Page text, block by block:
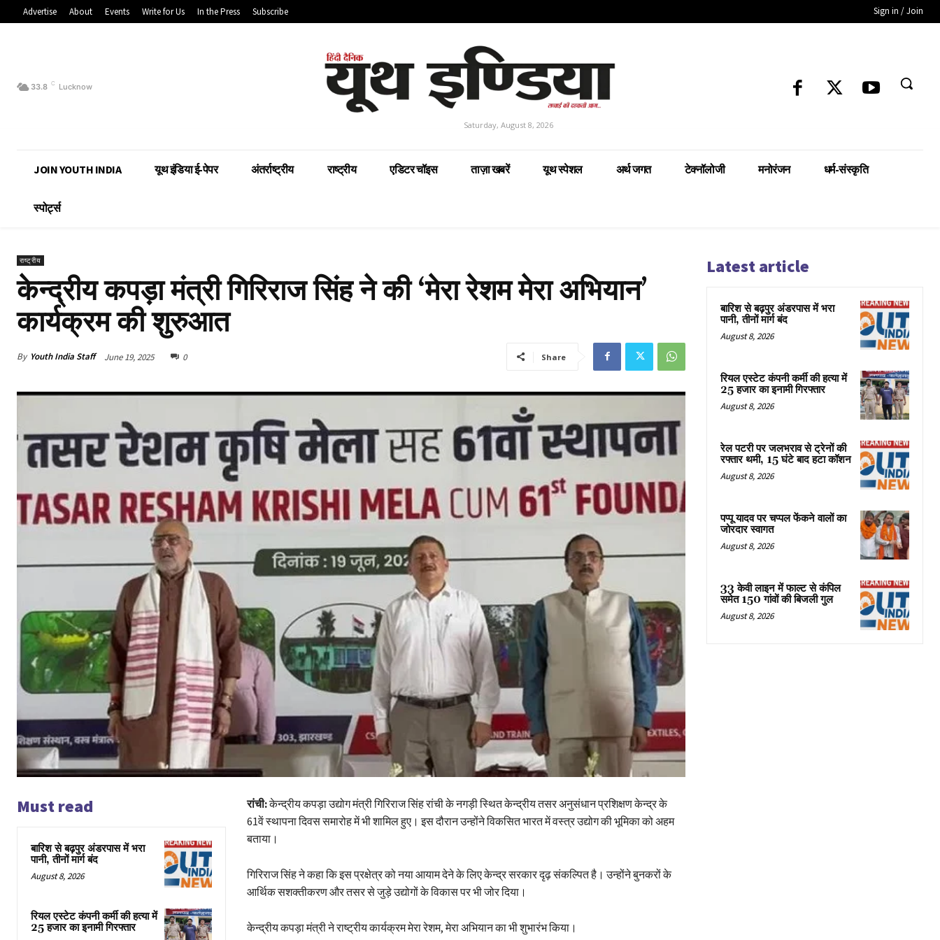
Advertise About Events Write for Us In the Press Subscribe Sign in / Join
33.8 C Lucknow
Saturday, August 8, 2026
JOIN YOUTH INDIA यूथ इंडिया ई-पेपर अंतर्राष्ट्रीय राष्ट्रीय एडिटर चॉइस ताज़ा खबरें यूथ स्पेशल अर्थ जगत टेक्नॉलोजी मनोरंजन धर्म-संस्कृति
स्पोर्ट्स
राष्ट्रीय
केन्द्रीय कपड़ा मंत्री गिरिराज सिंह ने की ‘मेरा रेशम मेरा अभियान’
कार्यक्रम की शुरुआत
By Youth India Staff June 19, 2025 0 Share
Must read
बारिश से बढ़पुर अंडरपास में भरा
पानी, तीनों मार्ग बंद
August 8, 2026
रियल एस्टेट कंपनी कर्मी की हत्या में
25 हजार का इनामी गिरफ्तार
रांची:केन्द्रीय कपड़ा उद्योग मंत्री गिरिराज सिंह रांची के नगड़ी स्थित केन्द्रीय तसर अनुसंधान प्रशिक्षण केन्द्र के
61वें स्थापना दिवस समारोह में भी शामिल हुए। इस दौरान उन्होंने विकसित भारत में वस्त्र उद्योग की भूमिका को अहम
बताया।
गिरिराज सिंह ने कहा कि इस प्रक्षेत्र को नया आयाम देने के लिए केन्द्र सरकार दृढ़ संकल्पित है। उन्होंने बुनकरों के
आर्थिक सशक्तीकरण और तसर से जुड़े उद्योगों के विकास पर भी जोर दिया।
केन्द्रीय कपड़ा मंत्री ने राष्ट्रीय कार्यक्रम मेरा रेशम, मेरा अभियान का भी शुभारंभ किया।
Latest article
बारिश से बढ़पुर अंडरपास में भरा
पानी, तीनों मार्ग बंद
August 8, 2026
रियल एस्टेट कंपनी कर्मी की हत्या में
25 हजार का इनामी गिरफ्तार
August 8, 2026
रेल पटरी पर जलभराव से ट्रेनों की
रफ्तार थमी, 15 घंटे बाद हटा कॉशन
August 8, 2026
पप्पू यादव पर चप्पल फेंकने वालों का
जोरदार स्वागत
August 8, 2026
33 केवी लाइन में फाल्ट से कंपिल
समेत 150 गांवों की बिजली गुल
August 8, 2026